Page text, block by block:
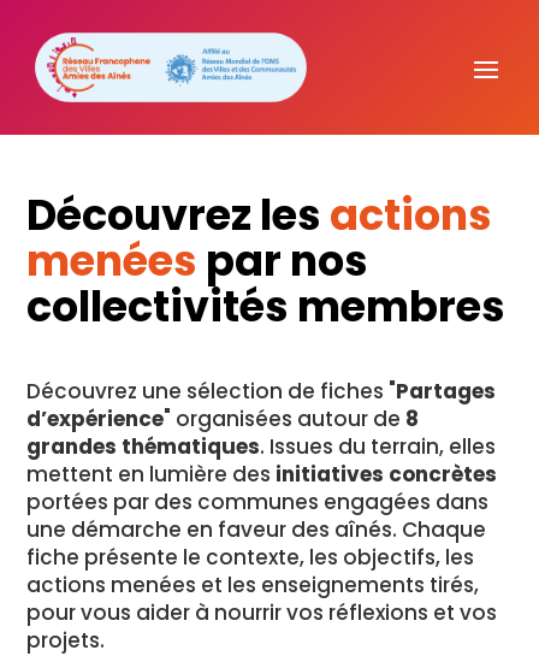
Découvrez les actions
menées par nos
collectivités membres
Découvrez une sélection de fiches "Partages
d’expérience" organisées autour de 8
grandes thématiques. Issues du terrain, elles
mettent en lumière des initiatives concrètes
portées par des communes engagées dans
une démarche en faveur des aînés. Chaque
fiche présente le contexte, les objectifs, les
actions menées et les enseignements tirés,
pour vous aider à nourrir vos réflexions et vos
projets.